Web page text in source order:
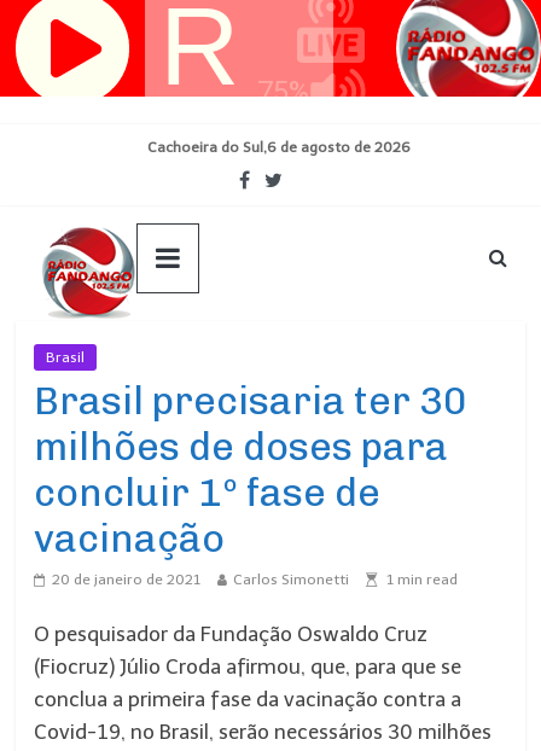
Pular
para
Cachoeira do Sul,6 de agosto de 2026
Brasil
Brasil precisaria ter 30
milhões de doses para
concluir 1º fase de
vacinação
20 de janeiro de 2021 Carlos Simonetti 1 min read
O pesquisador da Fundação Oswaldo Cruz
(Fiocruz) Júlio Croda afirmou, que, para que se
conclua a primeira fase da vacinação contra a
Covid-19, no Brasil, serão necessários 30 milhões